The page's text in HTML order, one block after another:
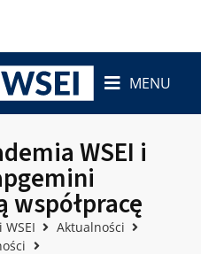
MENU
WSEI i
współpracę
Aktualności